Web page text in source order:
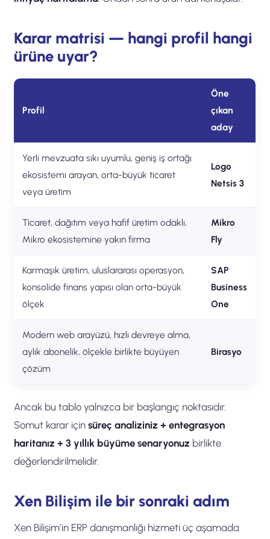
Karar matrisi — hangi profil hangi
ürüne uyar?
Profil
Öne
çıkan
aday
Yerli mevzuata sıkı uyumlu, geniş iş ortağı
ekosistemi arayan, orta-büyük ticaret
veya üretim
Logo
Netsis 3
Ticaret, dağıtım veya hafif üretim odaklı,
Mikro ekosistemine yakın firma
Mikro
Fly
Karmaşık üretim, uluslararası operasyon,
konsolide finans yapısı olan orta-büyük
ölçek
SAP
Business
One
Modern web arayüzü, hızlı devreye alma,
aylık abonelik, ölçekle birlikte büyüyen
çözüm
Birasyo
Ancak bu tablo yalnızca bir başlangıç noktasıdır.
Somut karar içinsüreç analiziniz + entegrasyon
haritanız + 3 yıllık büyüme senaryonuz birlikte
değerlendirilmelidir.
Xen Bilişim ile bir sonraki adım
Xen Bilişim’in ERP danışmanlığı hizmeti üç aşamada